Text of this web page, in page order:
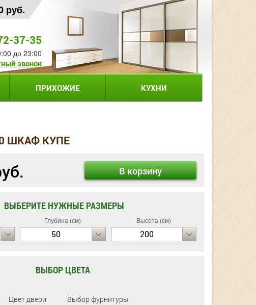
руб.
37-35
до 23:00
звонок
ПРИХОЖИЕ КУХНИ
ШКАФ КУПЕ
В корзину
ВЫБЕРИТЕ НУЖНЫЕ РАЗМЕРЫ
Глубина (см)
50
Высота (см)
200
ВЫБОР ЦВЕТА
Цвет двери Выбор фурнитуры